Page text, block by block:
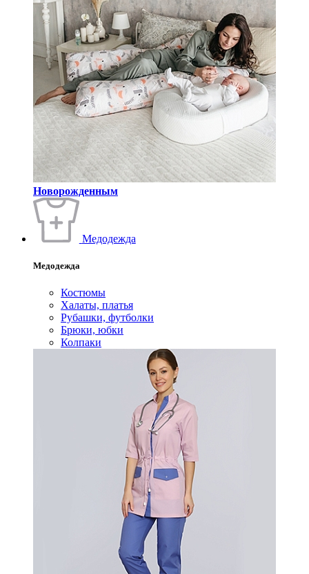
Новорожденным
Медодежда
Медодежда
Костюмы
Халаты, платья
Рубашки, футболки
Брюки, юбки
Колпаки